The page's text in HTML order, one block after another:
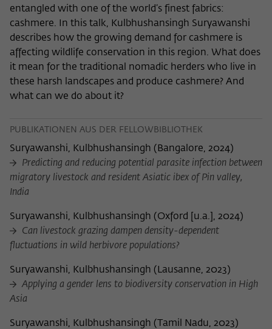
entangled with one of the world’s finest fabrics:
cashmere. In this talk, Kulbhushansingh Suryawanshi
describes how the growing demand for cashmere is
affecting wildlife conservation in this region. What does
it mean for the traditional nomadic herders who live in
these harsh landscapes and produce cashmere? And
what can we do about it?
PUBLIKATIONEN AUS DER FELLOWBIBLIOTHEK
Suryawanshi, Kulbhushansingh ( Bangalore, 2024)
Predicting and reducing potential parasite infection between
migratory livestock and resident Asiatic ibex of Pin valley,
India
Suryawanshi, Kulbhushansingh (Oxford [u.a.], 2024)
Can livestock grazing dampen density-dependent
fluctuations in wild herbivore populations?
Suryawanshi, Kulbhushansingh ( Lausanne, 2023)
Applying a gender lens to biodiversity conservation in High
Asia
Suryawanshi, Kulbhushansingh ( Tamil Nadu, 2023)